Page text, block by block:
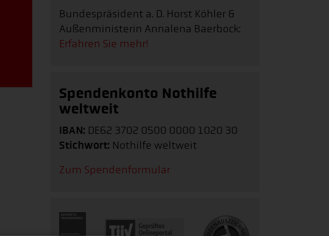
Bundespräsident a. D. Horst Köhler &
Außenministerin Annalena Baerbock:
Erfahren Sie mehr!
Spendenkonto Nothilfe
weltweit
IBAN: DE62 3702 0500 0000 1020 30
Stichwort: Nothilfe weltweit
Zum Spendenformular